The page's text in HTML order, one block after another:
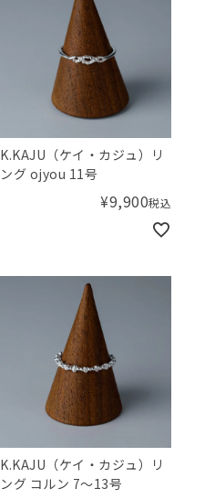
K.KAJU（ケイ・カジュ）リ
ング ojyou 11号
¥9,900税込
K.KAJU（ケイ・カジュ）リ
ング コルン 7～13号